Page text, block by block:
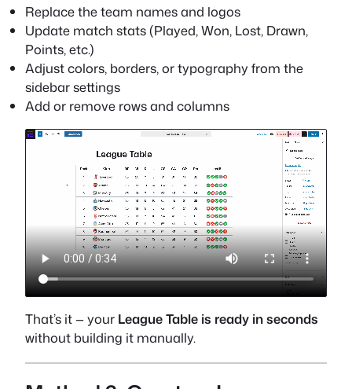
Replace the team names and logos
Update match stats (Played, Won, Lost, Drawn,
Points, etc.)
Adjust colors, borders, or typography from the
sidebar settings
Add or remove rows and columns
That’s it — your League Table is ready in seconds
without building it manually.